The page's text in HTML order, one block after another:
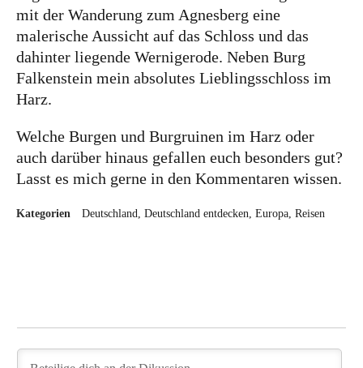
mit der Wanderung zum Agnesberg eine
malerische Aussicht auf das Schloss und das
dahinter liegende Wernigerode. Neben Burg
Falkenstein mein absolutes Lieblingsschloss im
Harz.
Welche Burgen und Burgruinen im Harz oder
auch darüber hinaus gefallen euch besonders gut?
Lasst es mich gerne in den Kommentaren wissen.
Kategorien Deutschland Deutschland entdecken Europa Reisen